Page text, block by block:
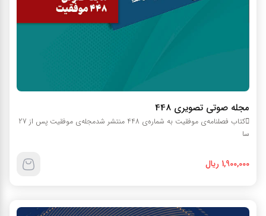
مجله صوتي تصويري 448
کتاب فصلنامه‌ي موفقيت به شماره‌ي 448 منتشر شدمجله‌ي موفقيت پس از 27
سا
1,900,000 ریال